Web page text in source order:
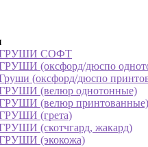
ГРУШИ СОФТ
(оксфорд/дюспо
(оксфорд/дюспо
(велюр однотонные)
(велюр принтованные)
(грета)
(скотчгард, жакард)
(экокожа)